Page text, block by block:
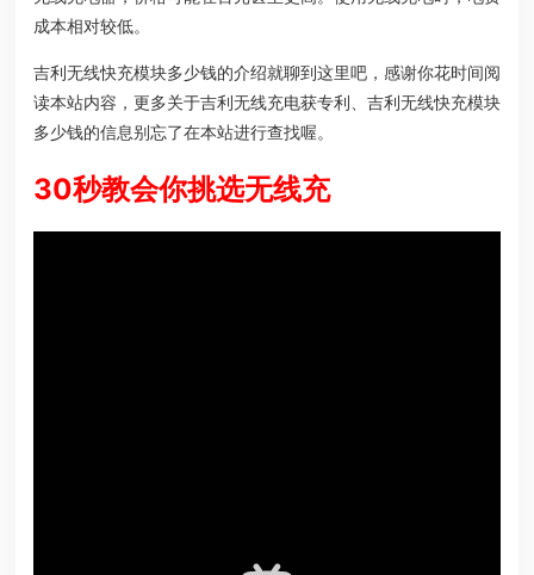
成本相对较低。
吉利无线快充模块多少钱的介绍就聊到这里吧，感谢你花时间阅
读本站内容，更多关于吉利无线充电获专利、吉利无线快充模块
多少钱的信息别忘了在本站进行查找喔。
30秒教会你挑选无线充